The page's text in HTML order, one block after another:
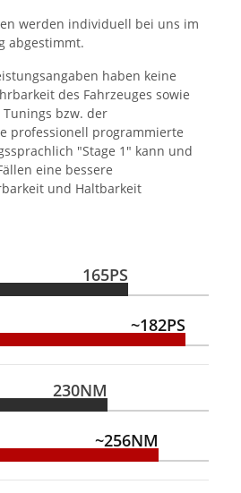
werden individuell bei uns im
abgestimmt.
haben keine
des Fahrzeuges sowie
bzw. der
professionell programmierte
"Stage 1" kann und
eine bessere
und Haltbarkeit
165PS
~182PS
230NM
~256NM